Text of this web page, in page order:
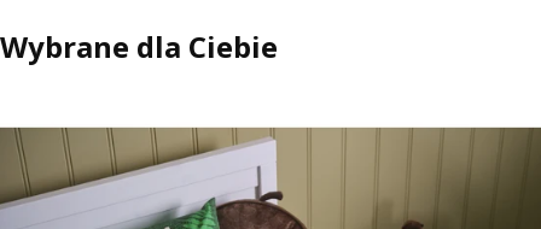
Wybrane dla Ciebie